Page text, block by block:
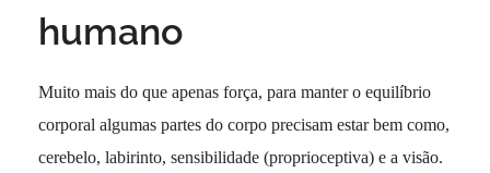
humano
Muito mais do que apenas força, para manter o equilíbrio
corporal algumas partes do corpo precisam estar bem como,
cerebelo, labirinto, sensibilidade (proprioceptiva) e a visão.